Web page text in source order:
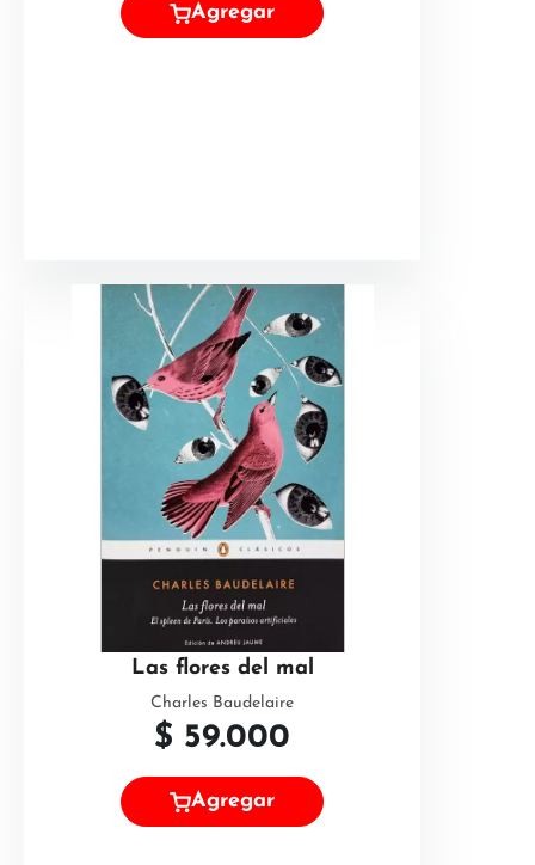
Agregar
Las flores del mal
Charles Baudelaire
$ 59.000
Agregar